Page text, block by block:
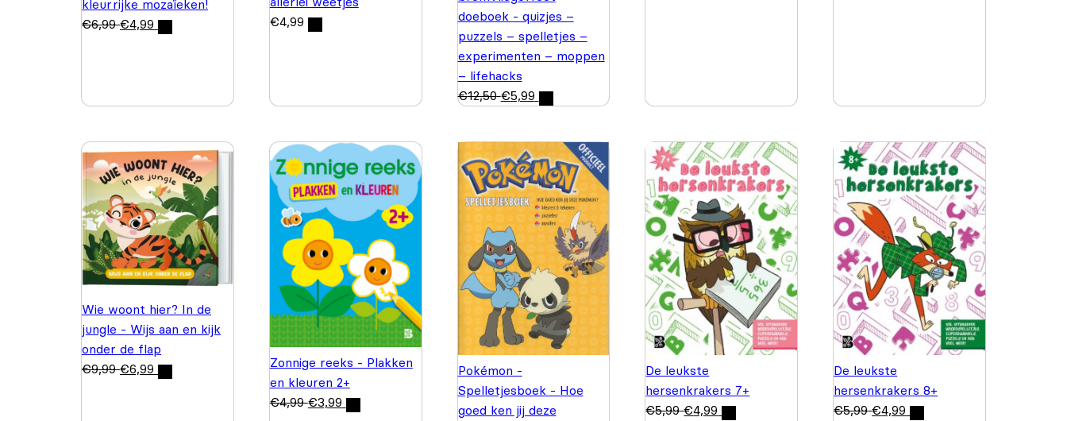
kleurrijke mozaïeken!
€6,99 €4,99
€4,99
doeboek - quizjes –
puzzels – spelletjes –
experimenten – moppen
– lifehacks
€12,50 €5,99
Wie woont hier? In de
jungle - Wijs aan en kijk
onder de flap
€9,99 €6,99
Zonnige reeks - Plakken
en kleuren 2+
€4,99 €3,99
Pokémon -
Spelletjesboek - Hoe
goed ken jij deze
De leukste
hersenkrakers 7+
€5,99 €4,99
De leukste
hersenkrakers 8+
€5,99 €4,99